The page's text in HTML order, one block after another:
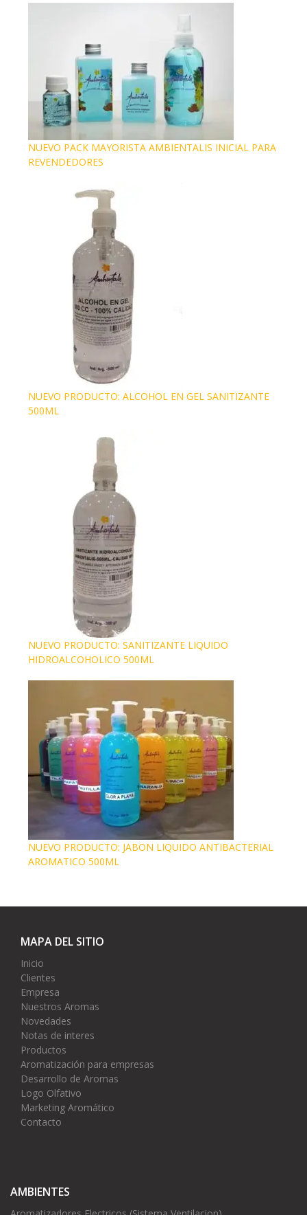
NUEVO PACK MAYORISTA AMBIENTALIS INICIAL PARA
REVENDEDORES
NUEVO PRODUCTO: ALCOHOL EN GEL SANITIZANTE
500ML
NUEVO PRODUCTO: SANITIZANTE LIQUIDO
HIDROALCOHOLICO 500ML
NUEVO PRODUCTO: JABON LIQUIDO ANTIBACTERIAL
AROMATICO 500ML
MAPA DEL SITIO
Inicio
Clientes
Empresa
Nuestros Aromas
Novedades
Notas de interes
Productos
Aromatización para empresas
Desarrollo de Aromas
Logo Olfativo
Marketing Aromático
Contacto
AMBIENTES